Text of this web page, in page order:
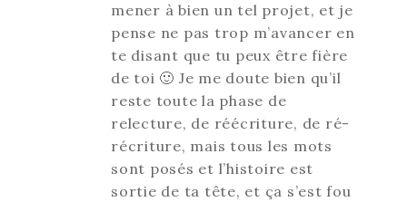
mener à bien un tel projet, et je
pense ne pas trop m’avancer en
te disant que tu peux être fière
de toi 🙂 Je me doute bien qu’il
reste toute la phase de
relecture, de réécriture, de ré-
récriture, mais tous les mots
sont posés et l’histoire est
sortie de ta tête, et ça s’est fou